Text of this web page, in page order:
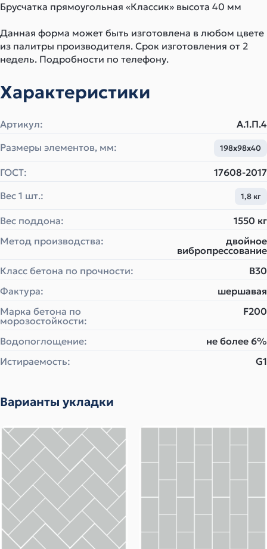
Брусчатка прямоугольная «Классик» высота 40 мм
Данная форма может быть изготовлена в любом цвете
из палитры производителя. Срок изготовления от 2
недель. Подробности по телефону.
Характеристики
Артикул:
А.1.П.4
Размеры элементов, мм:
198x98x40
ГОСТ:
17608-2017
Вес 1 шт.:
1,8 кг
Вес поддона:
1550 кг
Метод производства:
двойное
вибропрессование
Класс бетона по прочности:
B30
Фактура:
шершавая
Марка бетона по
морозостойкости:
F200
Водопоглощение:
не более 6%
Истираемость:
G1
Варианты укладки